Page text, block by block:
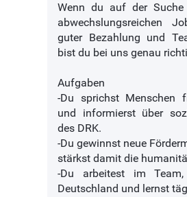
Wenn du auf der Suche
abwechslungsreichen
guter Bezahlung und
bist du bei uns genau
Aufgaben
-Du sprichst Menschen
und informierst über
des DRK.
-Du gewinnst neue
stärkst damit die
-Du arbeitest im
Deutschland und lernst